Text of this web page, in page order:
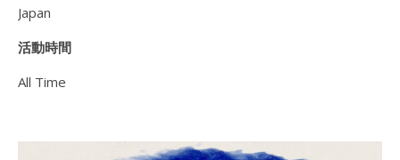
Japan
活動時間
All Time